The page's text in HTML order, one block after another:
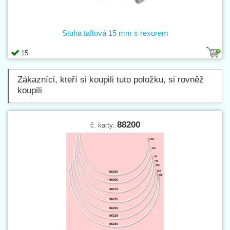
15
Stuha taftová 15 mm s rexorem
Zákazníci, kteří si koupili tuto položku, si rovněž
koupili
č. karty: 88200